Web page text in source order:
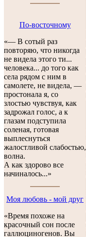
По-восточному
«— В сотый раз
повторяю, что никогда
не видела этого ти...
человека... до того как
села рядом с ним в
самолете, не видела, —
простонала я, со
злостью чувствуя, как
задрожал голос, а к
глазам подступила
соленая, готовая
выплеснуться
жалостливой слабостью,
волна.
А как здорово все
начиналось...»
Моя любовь - мой друг
«Время похоже на
красочный сон после
галлюциногенов. Вы